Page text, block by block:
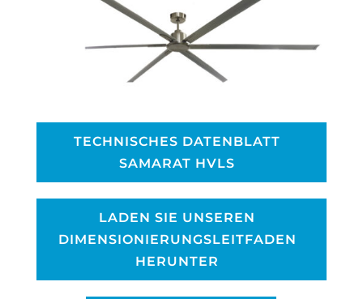
TECHNISCHES DATENBLATT
SAMARAT HVLS
LADEN SIE UNSEREN
DIMENSIONIERUNGSLEITFADEN
HERUNTER